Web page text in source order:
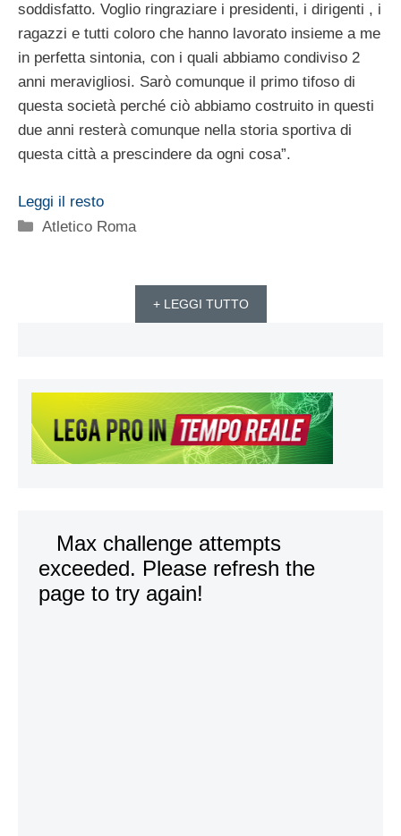
soddisfatto. Voglio ringraziare i presidenti, i dirigenti , i
ragazzi e tutti coloro che hanno lavorato insieme a me
in perfetta sintonia, con i quali abbiamo condiviso 2
anni meravigliosi. Sarò comunque il primo tifoso di
questa società perché ciò abbiamo costruito in questi
due anni resterà comunque nella storia sportiva di
questa città a prescindere da ogni cosa”.
Leggi il resto
Categorie
Atletico Roma
+ LEGGI TUTTO